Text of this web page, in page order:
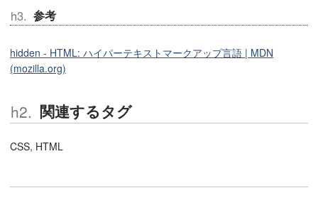
参考
hidden - HTML: ハイパーテキストマークアップ言語 | MDN
(mozilla.org)
関連するタグ
CSS, HTML